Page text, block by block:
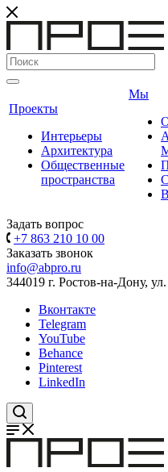
Проекты
Интерьеры
Архитектура
Общественные
пространства
Мы
Задать вопрос
+7 863 210 10 00
Заказать звонок
info@abpro.ru
344019 г. Ростов-на-Дону,
Вконтакте
Telegram
YouTube
Behance
Pinterest
LinkedIn